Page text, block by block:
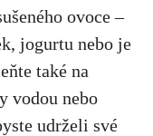
ovoce –
jogurtu nebo je
také na
vodou nebo
udrželi své